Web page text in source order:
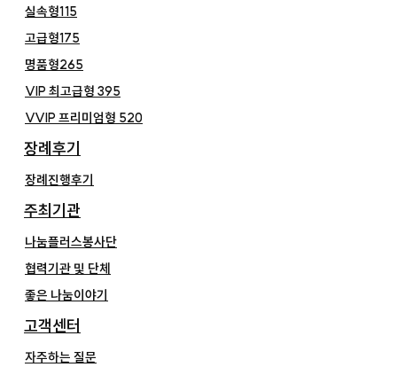
실속형115
고급형175
명품형265
VIP 최고급형 395
VVIP 프리미엄형 520
장례후기
장례진행후기
주최기관
나눔플러스봉사단
협력기관 및 단체
좋은 나눔이야기
고객센터
자주하는 질문